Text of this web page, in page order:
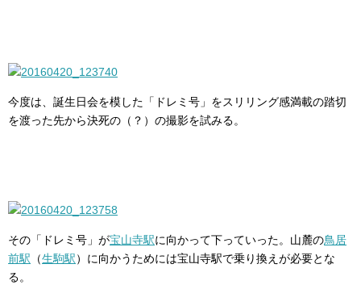
今度は、誕生日会を模した「ドレミ号」をスリリング感満載の踏切
を渡った先から決死の（？）の撮影を試みる。
その「ドレミ号」が宝山寺駅に向かって下っていった。山麓の鳥居
前駅 （生駒駅）に向かうためには宝山寺駅で乗り換えが必要とな
る。